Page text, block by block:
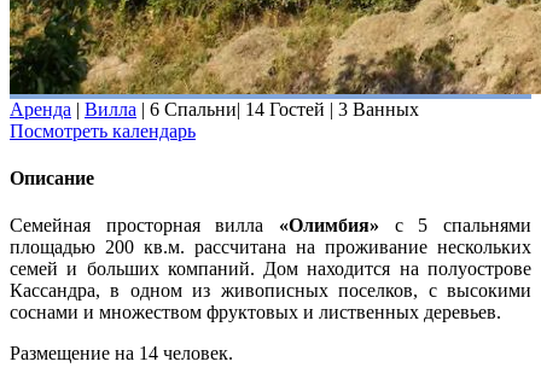
Аренда | Вилла | 6 Спальни| 14 Гостей | 3 Ванных
Посмотреть календарь
Описание
Семейная просторная вилла «Олимбия» с 5 спальнями
площадью 200 кв.м. рассчитана на проживание нескольких
семей и больших компаний. Дом находится на полуострове
Кассандра, в одном из живописных поселков, с высокими
соснами и множеством фруктовых и лиственных деревьев.
Размещение на 14 человек.